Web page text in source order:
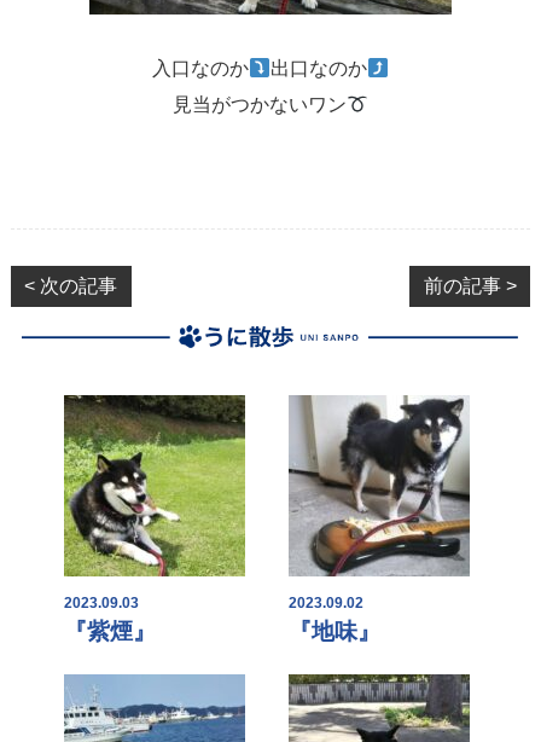
入口なのか
出口なのか
見当がつかないワン
< 次の記事 前の記事 >
2023.09.03
『紫煙』
2023.09.02
『地味』